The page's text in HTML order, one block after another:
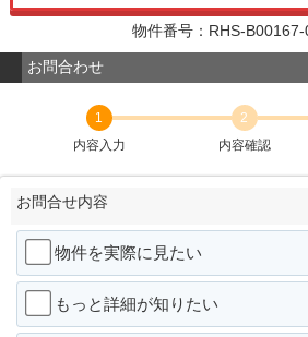
物件番号：RHS-B00167-
お問合わせ
1
内容入力
2
内容確認
お問合せ内容
物件を実際に見たい
もっと詳細が知りたい